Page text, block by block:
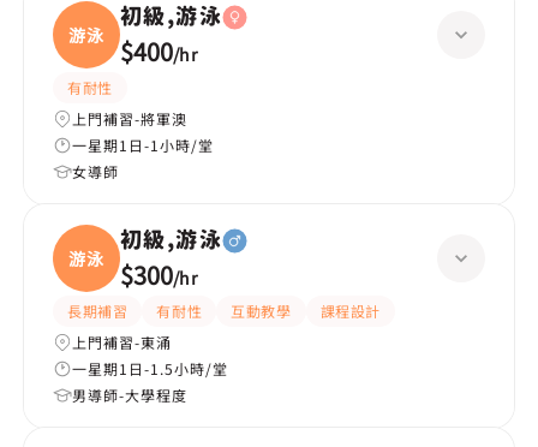
游泳
初級,游泳
$400/hr
有耐性
上門補習-將軍澳
一星期1日-1小時/堂
女導師
游泳
初級,游泳
$300/hr
長期補習 有耐性 互動教學
課程設計
上門補習-東涌
一星期1日-1.5小時/堂
男導師-大學程度